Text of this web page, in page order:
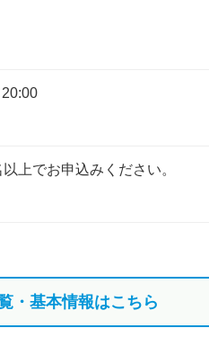
上でお申込みください。
・基本情報はこちら